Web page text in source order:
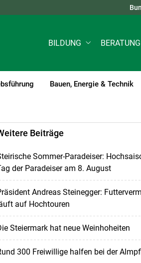
BILDUNG BERATUNG
Bauen, Energie & Technik
Beiträge
Sommer-Paradeiser:
der Paradeiser am 8. August
Andreas Steinegger:
auf Hochtouren
Steiermark hat neue Weinhoheiten
300 Freiwillige halfen bei der